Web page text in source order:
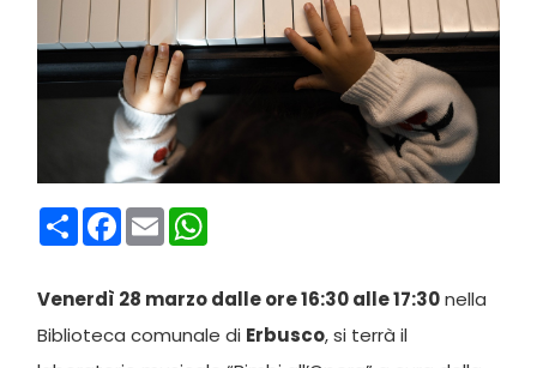
CondividiFacebook
Email
Venerdì 28 marzo dalle ore 16:30 alle 17:30nella
Biblioteca comunale di Erbusco, si terrà il